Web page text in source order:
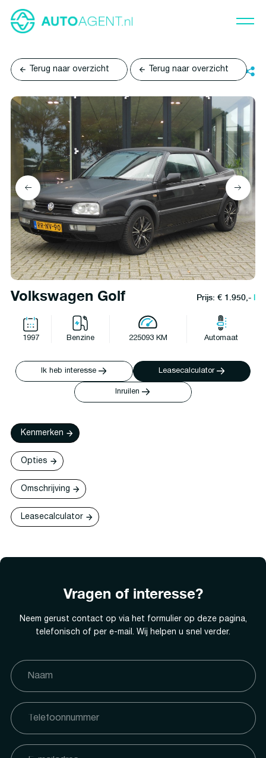
Terug naar overzicht Terug naar overzicht
Volkswagen Golf Prijs: € 1.950,-l
1997 Benzine 225093 KM Automaat
Ik heb interesse Leasecalculator
Inruilen
Kenmerken
Opties
Omschrijving
Leasecalculator
Vragen of interesse?
Neem gerust contact op via het formulier op deze pagina,
telefonisch of per e-mail. Wij helpen u snel verder.